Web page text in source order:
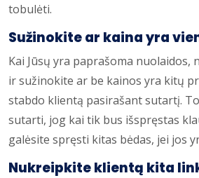
tobulėti.
Sužinokite ar kaina yra
Kai Jūsų yra paprašoma nuolaidos,
ir sužinokite ar be kainos yra kitų
stabdo klientą pasirašant sutartį.
sutarti, jog kai tik bus išspręstas
galėsite spręsti kitas bėdas, jei jos
Nukreipkite klientą kita